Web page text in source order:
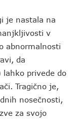
je nastala na
v
abnormalnosti
da
privede do
Tragično je,
nosečnosti,
za svojo